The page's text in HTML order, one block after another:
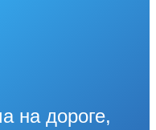
на дороге,